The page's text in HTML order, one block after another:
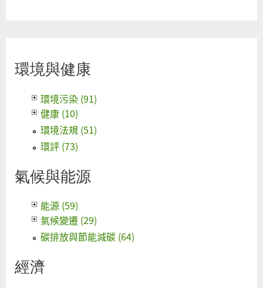
環境與健康
環境污染 (91)
健康 (10)
環境法規 (51)
環評 (73)
氣候與能源
能源 (59)
氣候變遷 (29)
碳排放與節能減碳 (64)
經濟